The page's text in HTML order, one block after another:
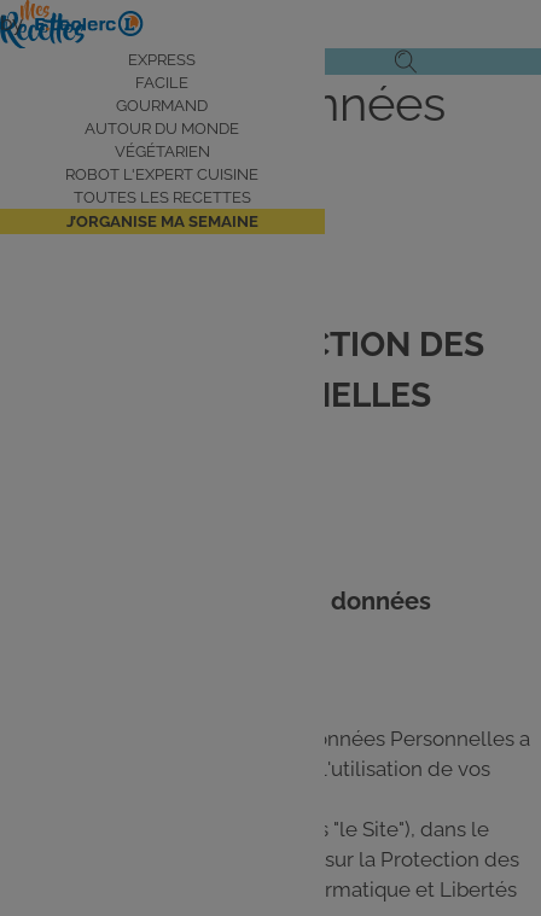
Aller
au
by
Ouvrir
le
menu
de
navigation
EXPRESS
FACILE
GOURMAND
AUTOUR DU MONDE
VÉGÉTARIEN
ROBOT L'EXPERT CUISINE
TOUTES LES RECETTES
J’ORGANISE MA SEMAINE
Ouvrir
la
Charte des données
personnelles
CHARTE DE PROTECTION DES
DONNÉES PERSONNELLES
1.1. Pourquoi une charte des données
Cette Charte de Protection des Données Personnelles a
pour objectif de vous informer de l'utilisation de vos
(ci-après "le Site"), dans le
cadre du Règlement (UE) Général sur la Protection des
Données 2016/679 et de la loi Informatique et Libertés